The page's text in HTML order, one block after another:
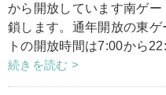
から開放しています南ゲ
鎖します。通年開放の東
トの開放時間は7:00から
続きを読む >